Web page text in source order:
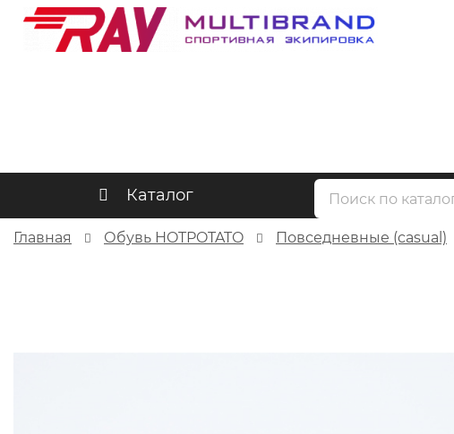
Каталог
Главная Обувь HOTPOTATO Повседневные (casual)